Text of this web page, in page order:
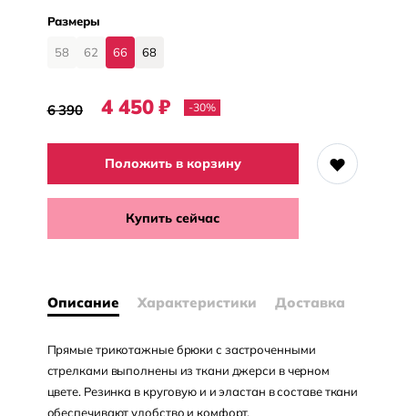
Размеры
58 62 66 68
6 390 4 450₽ -30%
Положить в корзину
Купить сейчас
Описание Характеристики Доставка
Прямые трикотажные брюки с застроченными
стрелками выполнены из ткани джерси в черном
цвете. Резинка в круговую и и эластан в составе ткани
обеспечивают удобство и комфорт.